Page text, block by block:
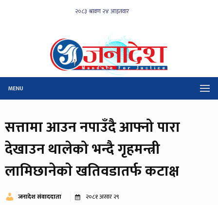
MENU
सत्तामा आउन नपाउँदै आफ्नो पारा
देखाउन थालेको भन्दै गृहमन्त्री
लामिछानेकाे खतिवडातर्फ कटाक्ष
जनादेश संवाददाता २०८१ असार २९